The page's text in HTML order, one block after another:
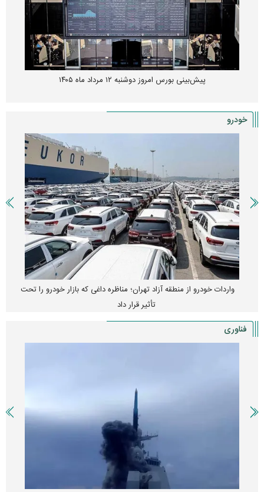
پیش‌بینی بورس امروز دوشنبه ۱۲ مرداد ماه ۱۴۰۵
خودرو
واردات خودرو از منطقه آزاد تهران؛ مناظره داغی که بازار خودرو را تحت
تأثیر قرار داد
فناوری